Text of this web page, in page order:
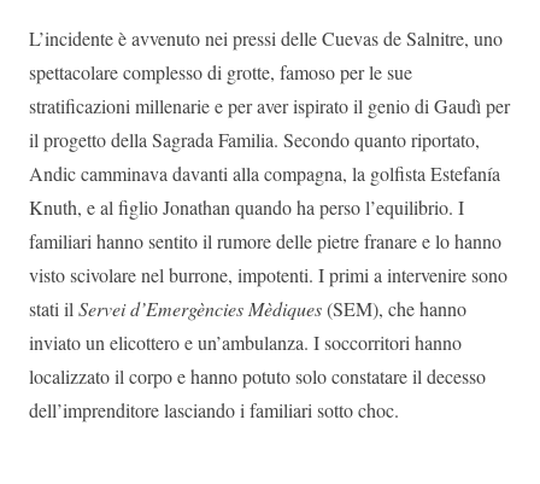
L’incidente è avvenuto nei pressi delle Cuevas de Salnitre, uno
spettacolare complesso di grotte, famoso per le sue
stratificazioni millenarie e per aver ispirato il genio di Gaudì per
il progetto della Sagrada Familia. Secondo quanto riportato,
Andic camminava davanti alla compagna, la golfista Estefanía
Knuth, e al figlio Jonathan quando ha perso l’equilibrio. I
familiari hanno sentito il rumore delle pietre franare e lo hanno
visto scivolare nel burrone, impotenti. I primi a intervenire sono
stati ilServei d’Emergències Mèdiques(SEM), che hanno
inviato un elicottero e un’ambulanza. I soccorritori hanno
localizzato il corpo e hanno potuto solo constatare il decesso
dell’imprenditore lasciando i familiari sotto choc.